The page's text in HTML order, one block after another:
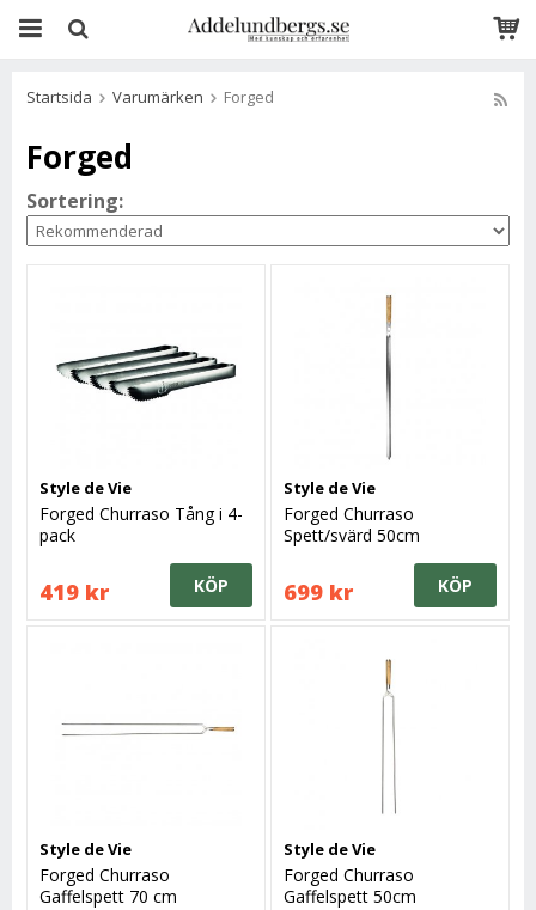
Startsida Varumärken Forged
Forged
Sortering:
Style de Vie
Forged Churraso Tång i 4-
pack
419 kr KÖP
Style de Vie
Forged Churraso
Spett/svärd 50cm
699 kr KÖP
Style de Vie
Forged Churraso
Gaffelspett 70 cm
Style de Vie
Forged Churraso
Gaffelspett 50cm